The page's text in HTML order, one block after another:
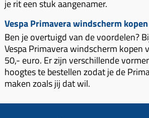
je rit een stuk aangenamer.
Vespa Primavera windscherm kopen
Ben je overtuigd van de voordelen?
Vespa Primavera windscherm kopen
50,- euro. Er zijn verschillende
hoogtes te bestellen zodat je de
maken zoals jij dat wil.